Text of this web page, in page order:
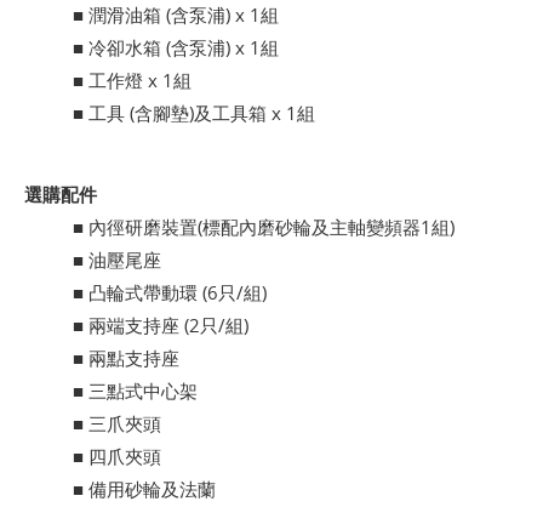
■ 潤滑油箱 (含泵浦) x 1組
■ 冷卻水箱 (含泵浦) x 1組
■ 工作燈 x 1組
■ 工具 (含腳墊)及工具箱 x 1組
選購配件
■ 內徑研磨裝置(標配內磨砂輪及主軸變頻器1組)
■ 油壓尾座
■ 凸輪式帶動環 (6只/組)
■ 兩端支持座 (2只/組)
■ 兩點支持座
■ 三點式中心架
■ 三爪夾頭
■ 四爪夾頭
■ 備用砂輪及法蘭